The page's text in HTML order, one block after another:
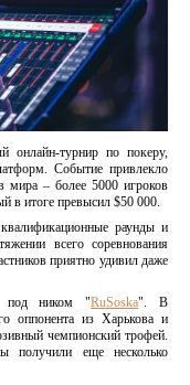
онлайн-турнир по покеру,
Событие привлекло
мира – более 5000 игроков
в итоге превысил $50 000.
раунды и
всего соревнования
приятно удивил даже
под ником "RuSoska". В
оппонента из Харькова и
чемпионский трофей.
получили еще несколько